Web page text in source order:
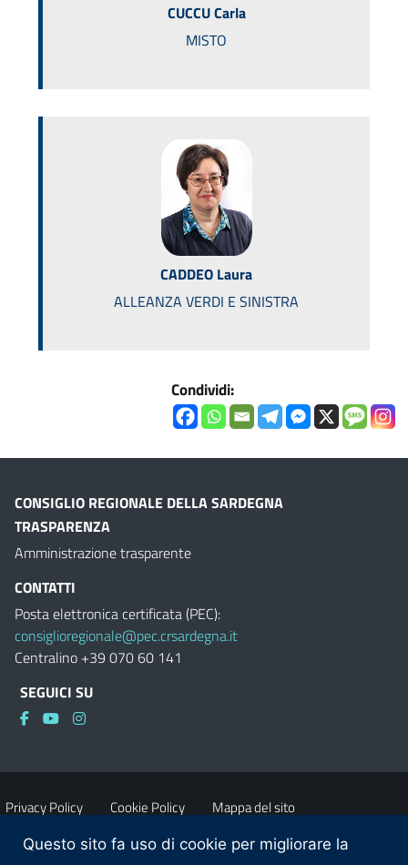
CUCCU Carla
MISTO
CADDEO Laura
ALLEANZA VERDI E SINISTRA
Condividi:
CONSIGLIO REGIONALE DELLA SARDEGNA
TRASPARENZA
Amministrazione trasparente
CONTATTI
Posta elettronica certificata (PEC):
consiglioregionale@pec.crsardegna.it
Centralino +39 070 60 141
SEGUICI SU
Privacy Policy Cookie Policy Mappa del sito
Accessibilità Dichiarazione di accessibilità
Questo sito fa uso di cookie per migliorare la